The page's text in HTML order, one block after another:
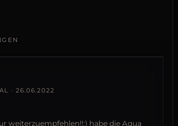
· 26.06.2022
weiterzuempfehlen!!:) habe die Aqua